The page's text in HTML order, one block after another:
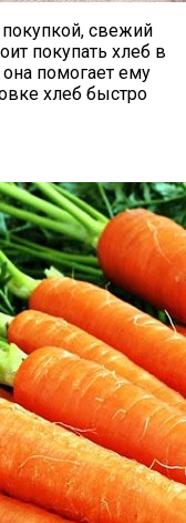
покупкой, свежий
покупать хлеб в
помогает ему
хлеб быстро